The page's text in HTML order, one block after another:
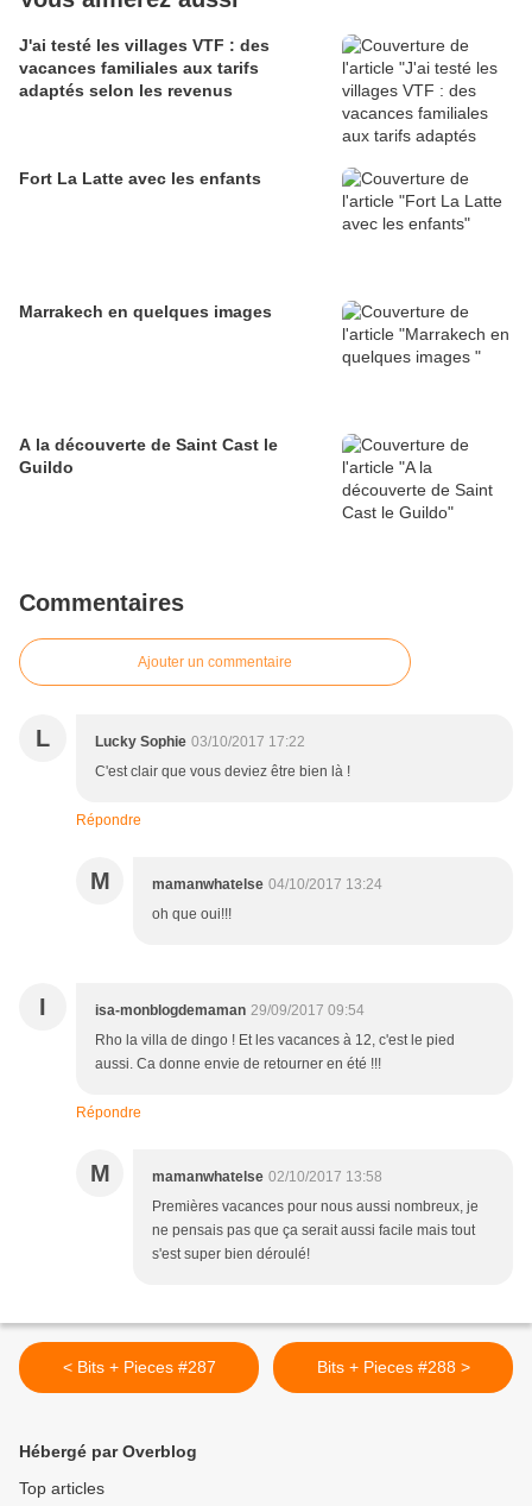
J'ai testé les villages VTF : des
vacances familiales aux tarifs
adaptés selon les revenus
Fort La Latte avec les enfants
Marrakech en quelques images
A la découverte de Saint Cast le
Guildo
Commentaires
Ajouter un commentaire
L Lucky Sophie 03/10/2017 17:22
C'est clair que vous deviez être bien là !
Répondre
M mamanwhatelse 04/10/2017 13:24
oh que oui!!!
I isa-monblogdemaman 29/09/2017 09:54
Rho la villa de dingo ! Et les vacances à 12, c'est le pied
aussi. Ca donne envie de retourner en été !!!
Répondre
M mamanwhatelse 02/10/2017 13:58
Premières vacances pour nous aussi nombreux, je
ne pensais pas que ça serait aussi facile mais tout
s'est super bien déroulé!
< Bits + Pieces #287 Bits + Pieces #288 >
Hébergé par Overblog
Top articles